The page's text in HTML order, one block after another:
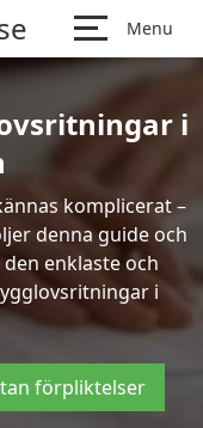
Menu
i
komplicerat –
denna guide och
enklaste och
i
förpliktelser